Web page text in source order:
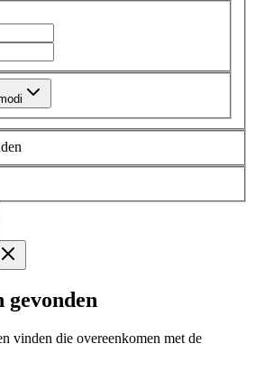
gevonden
vinden die overeenkomen met de